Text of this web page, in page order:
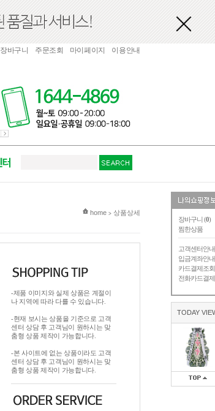
장바구니 (0)
찜한상품
고객센터안내
입금계좌안내
카드결제조회
전화카드결제
TODAY
장바구니 주문조회 마이페이지 이용안내
현재 위치
home > 상품상세
-제품 이미지와 실제 상품은 계절이
나 지역에 따라 다를 수 있습니다.
-현재 보시는 상품을 기준으로 고객
센터 상담 후 고객님이 원하시는 맞
춤형 상품 제작이 가능합니다.
-본 사이트에 없는 상품이라도 고객
센터 상담 후 고객님이 원하시는 맞
춤형 상품 제작이 가능합니다.